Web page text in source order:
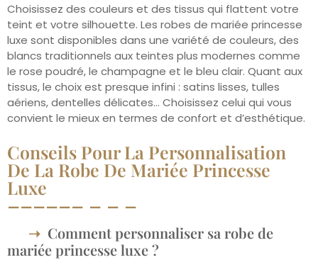
Choisissez des couleurs et des tissus qui flattent votre
teint et votre silhouette. Les robes de mariée princesse
luxe sont disponibles dans une variété de couleurs, des
blancs traditionnels aux teintes plus modernes comme
le rose poudré, le champagne et le bleu clair. Quant aux
tissus, le choix est presque infini : satins lisses, tulles
aériens, dentelles délicates… Choisissez celui qui vous
convient le mieux en termes de confort et d’esthétique.
Conseils Pour La Personnalisation
De La Robe De Mariée Princesse
Luxe
Comment personnaliser sa robe de
mariée princesse luxe ?